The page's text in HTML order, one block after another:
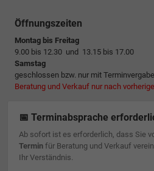
Öffnungszeiten
Montag bis Freitag
9.00 bis 12.30 und 13.15 bis 17.00
Samstag
geschlossen bzw. nur mit Terminvergabe
Beratung und Verkauf nur nach
📅 Terminabsprache
Ab sofort ist es erforderlich, dass Sie
Terminfür Beratung und Verkauf
Ihr Verständnis.